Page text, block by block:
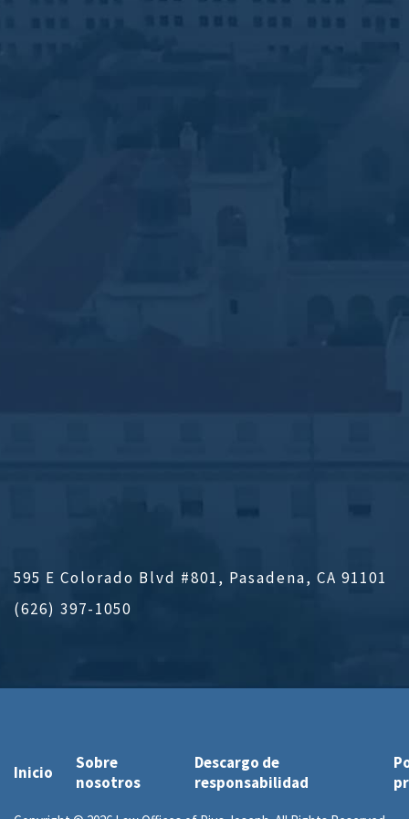
595 E Colorado Blvd #801, Pasadena, CA 91101
(626) 397-1050
Inicio
Sobre
nosotros
Descargo de
responsabilidad